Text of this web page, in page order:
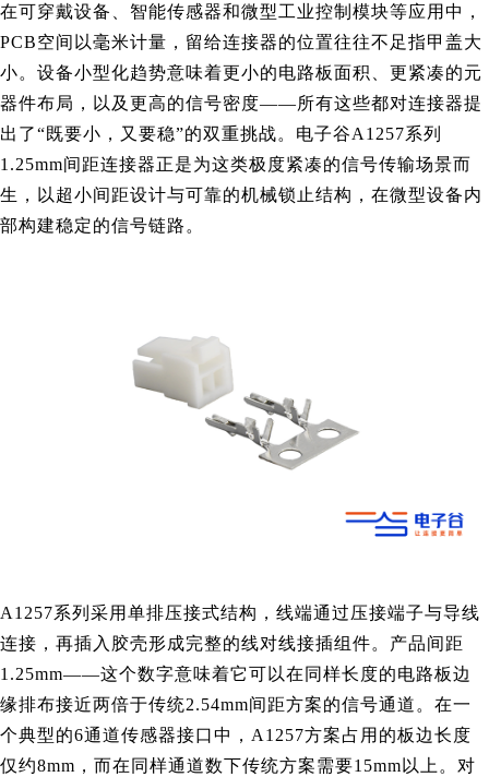
在可穿戴设备、智能传感器和微型工业控制模块等应用中，
PCB空间以毫米计量，留给连接器的位置往往不足指甲盖大
小。设备小型化趋势意味着更小的电路板面积、更紧凑的元
器件布局，以及更高的信号密度——所有这些都对连接器提
出了“既要小，又要稳”的双重挑战。电子谷A1257系列
1.25mm间距连接器正是为这类极度紧凑的信号传输场景而
生，以超小间距设计与可靠的机械锁止结构，在微型设备内
部构建稳定的信号链路。
A1257系列采用单排压接式结构，线端通过压接端子与导线
连接，再插入胶壳形成完整的线对线接插组件。产品间距
1.25mm——这个数字意味着它可以在同样长度的电路板边
缘排布接近两倍于传统2.54mm间距方案的信号通道。在一
个典型的6通道传感器接口中，A1257方案占用的板边长度
仅约8mm，而在同样通道数下传统方案需要15mm以上。对